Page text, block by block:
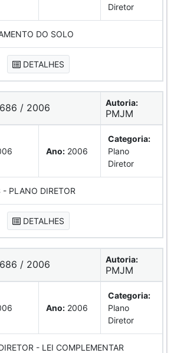
Diretor
DO SOLO
DETALHES
/ 2006 Autoria:
PMJM
Ano: 2006
Categoria:
Plano
Diretor
- PLANO DIRETOR
DETALHES
/ 2006 Autoria:
PMJM
Ano: 2006
Categoria:
Plano
Diretor
- LEI COMPLEMENTAR